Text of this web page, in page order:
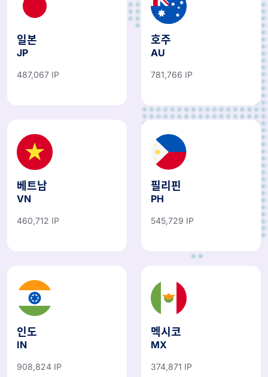
일본
JP
487,067 IP
호주
AU
781,766 IP
베트남
VN
460,712 IP
필리핀
PH
545,729 IP
인도
IN
908,824 IP
멕시코
MX
374,871 IP